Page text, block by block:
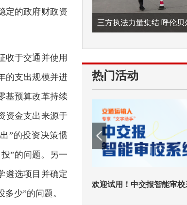
定的政府财政资
收于交通并使用
的支出规模并进
基预算改革持续
资金支出来源于
”的投资决策惯
”的问题。另一
遴选项目并确定
少”的问题。
热门活动
欢迎试用！中交报智能审校系统上线